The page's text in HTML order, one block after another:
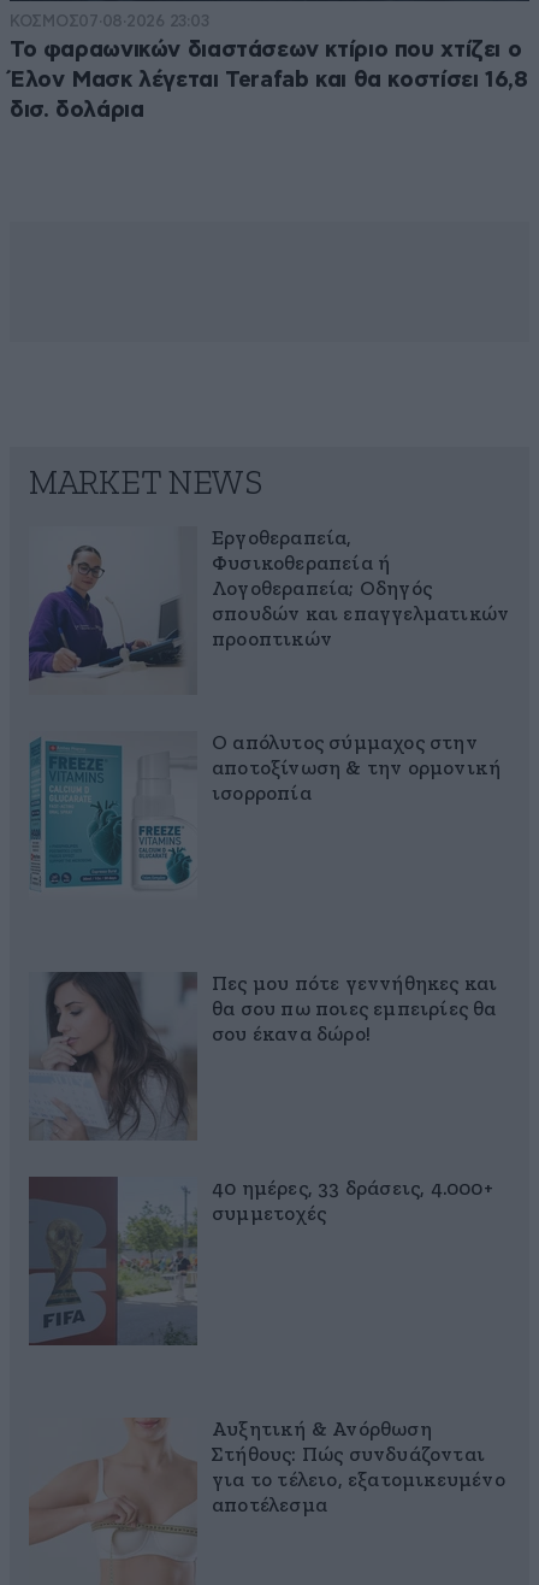
ΚΟΣΜΟΣ07·08·2026 23:03
Το φαραωνικών διαστάσεων κτίριο που χτίζει ο
Έλον Μασκ λέγεται Terafab και θα κοστίσει 16,8
δισ. δολάρια
MARKET NEWS
Εργοθεραπεία,
Φυσικοθεραπεία ή
Λογοθεραπεία; Οδηγός
σπουδών και επαγγελματικών
προοπτικών
Ο απόλυτος σύμμαχος στην
αποτοξίνωση & την ορμονική
ισορροπία
Πες μου πότε γεννήθηκες και
θα σου πω ποιες εμπειρίες θα
σου έκανα δώρο!
40 ημέρες, 33 δράσεις, 4.000+
συμμετοχές
Αυξητική & Ανόρθωση
Στήθους: Πώς συνδυάζονται
για το τέλειο, εξατομικευμένο
αποτέλεσμα